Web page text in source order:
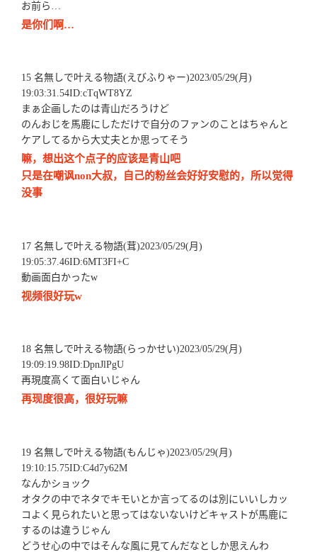
お前ら…
是你们啊…
15 名無しで叶える物語(えびふりゃー)2023/05/29(月)
19:03:31.54ID:cTqWT8YZ
まぁ企画したのは青山だろうけど
のんおじを馬鹿にしただけで自分のファンのことはちゃんと
ケアしてるから大丈夫とか思ってそう
嘛，想出这个点子的应该是青山吧
只是在嘲讽non大叔，自己的粉丝会好好安慰的，所以觉得
没事
17 名無しで叶える物語(茸)2023/05/29(月)
19:05:37.46ID:6MT3FI+C
動画面白かったw
视频很好玩w
18 名無しで叶える物語(らっかせい)2023/05/29(月)
19:09:19.98ID:DpnJlPgU
再現度高くて面白いじゃん
再现度很高，很好玩嘛
19 名無しで叶える物語(もんじゃ)2023/05/29(月)
19:10:15.75ID:C4d7y62M
なんかショック
オタクの中でネタでキモいとか言ってるのは別にいいしカッ
コよく見られたいと思ってはないないけどキャストが馬鹿に
するのは違うじゃん
どうせ心の中ではそんな風に見てんだなとしか思えんわ